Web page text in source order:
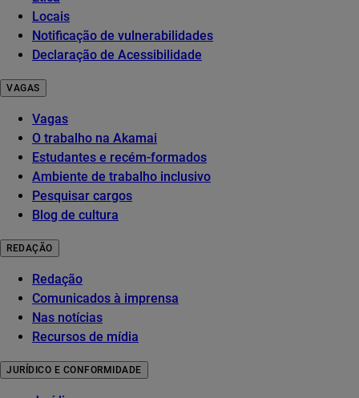
Locais
Notificação de vulnerabilidades
Declaração de Acessibilidade
VAGAS
Vagas
O trabalho na Akamai
Estudantes e recém-formados
Ambiente de trabalho inclusivo
Pesquisar cargos
Blog de cultura
REDAÇÃO
Redação
Comunicados à imprensa
Nas notícias
Recursos de mídia
JURÍDICO E CONFORMIDADE